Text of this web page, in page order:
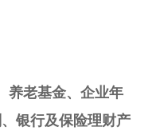
养老基金、企业年
银行及保险理财产